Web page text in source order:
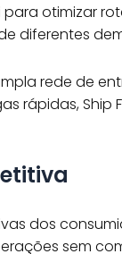
otimizar
diferentes
rede de
Ship
dos
sem